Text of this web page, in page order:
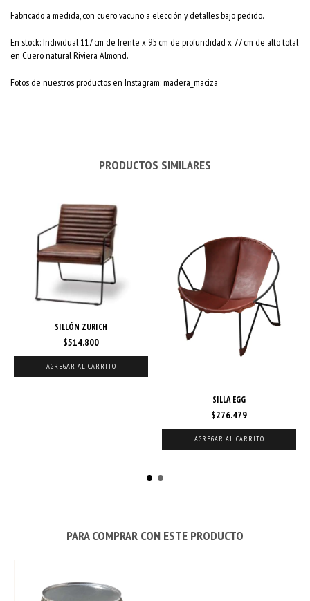
Fabricado a medida, con cuero vacuno a elección y detalles bajo pedido.
En stock: Individual 117 cm de frente x 95 cm de profundidad x 77 cm de alto total
en Cuero natural Riviera Almond.
Fotos de nuestros productos en Instagram: madera_maciza
PRODUCTOS SIMILARES
SILLÓN ZURICH
$514.800
SILLA EGG
$276.479
AGREGAR AL CARRITO
PARA COMPRAR CON ESTE PRODUCTO